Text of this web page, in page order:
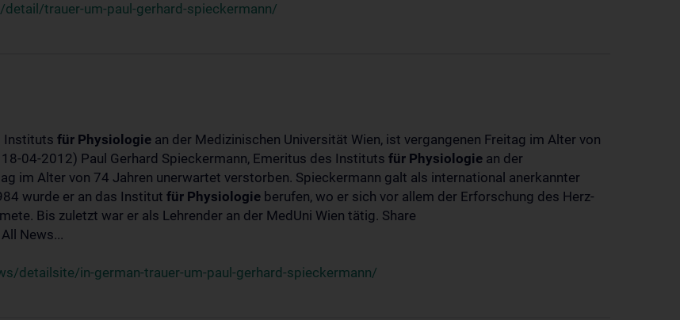
trauer-um-paul-gerhard-spieckermann/
Instituts für Physiologie an der Medizinischen Universität Wien, ist vergangenen Freitag im Alter von
04-2012) Paul Gerhard Spieckermann, Emeritus des Instituts für Physiologie an der
im Alter von 74 Jahren unerwartet verstorben. Spieckermann galt als international anerkannter
wurde er an das Institut für Physiologie berufen, wo er sich vor allem der Erforschung des Herz-
Bis zuletzt war er als Lehrender an der MedUni Wien tätig. Share
News...
detailsite/in-german-trauer-um-paul-gerhard-spieckermann/